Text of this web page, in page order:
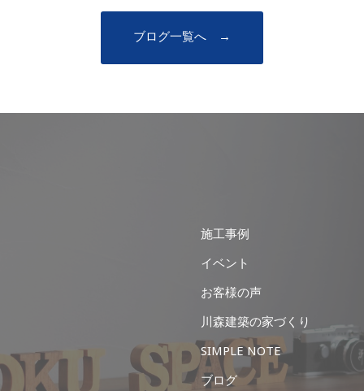
ブログ一覧へ →
施工事例
イベント
お客様の声
川森建築の家づくり
SIMPLE NOTE
ブログ